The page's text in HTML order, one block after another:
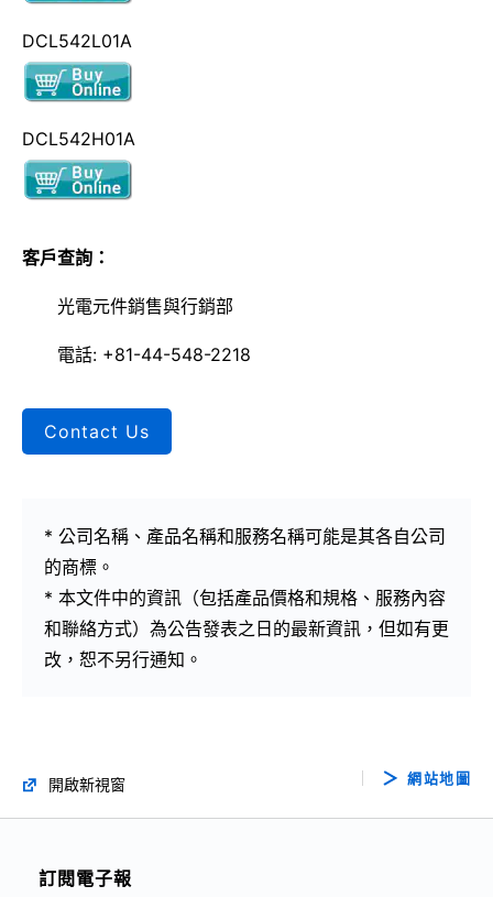
DCL542L01A
DCL542H01A
客戶查詢：
光電元件銷售與行銷部
電話: +81-44-548-2218
Contact Us
* 公司名稱、產品名稱和服務名稱可能是其各自公司
的商標。
* 本文件中的資訊（包括產品價格和規格、服務內容
和聯絡方式）為公告發表之日的最新資訊，但如有更
改，恕不另行通知。
開啟新視窗 網站地圖
訂閱電子報